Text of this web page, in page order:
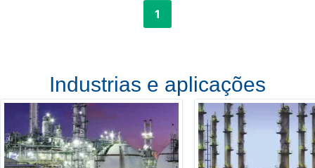
1
Industrias e aplicações